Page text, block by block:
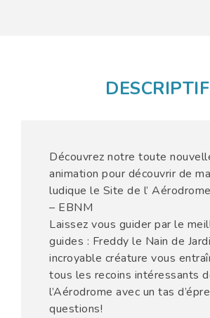
DESCRIPTIF
Découvrez notre toute
animation pour découvrir de
ludique le Site de l’
– EBNM
Laissez vous guider par le
guides : Freddy le Nain de
incroyable créature vous
tous les recoins intéressants
l’Aérodrome avec un tas
questions!